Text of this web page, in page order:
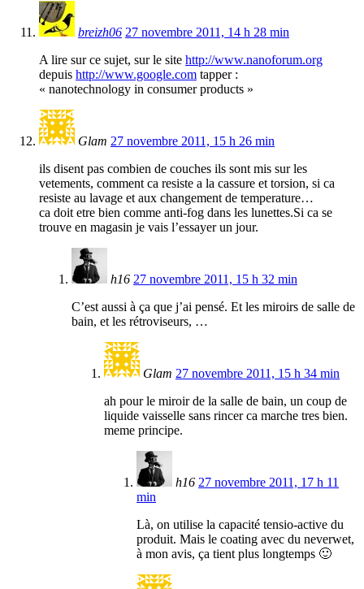
breizh06 27 novembre 2011, 14 h 28 min
A lire sur ce sujet, sur le site http://www.nanoforum.org
depuis http://www.google.com tapper :
« nanotechnology in consumer products »
Glam 27 novembre 2011, 15 h 26 min
ils disent pas combien de couches ils sont mis sur les
vetements, comment ca resiste a la cassure et torsion, si ca
resiste au lavage et aux changement de temperature…
ca doit etre bien comme anti-fog dans les lunettes.Si ca se
trouve en magasin je vais l’essayer un jour.
h16 27 novembre 2011, 15 h 32 min
C’est aussi à ça que j’ai pensé. Et les miroirs de salle de
bain, et les rétroviseurs, …
Glam 27 novembre 2011, 15 h 34 min
ah pour le miroir de la salle de bain, un coup de
liquide vaisselle sans rincer ca marche tres bien.
meme principe.
h16 27 novembre 2011, 17 h 11
min
Là, on utilise la capacité tensio-active du
produit. Mais le coating avec du neverwet,
à mon avis, ça tient plus longtemps 🙂